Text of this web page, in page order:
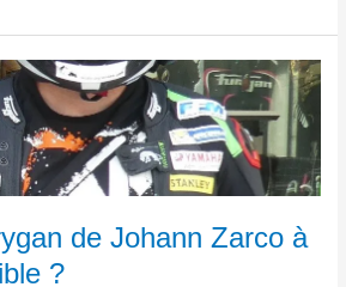
de Johann Zarco à
?